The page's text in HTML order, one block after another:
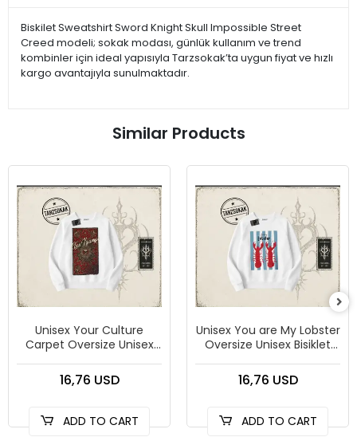
Biskilet Sweatshirt Sword Knight Skull Impossible Street
Creed modeli; sokak modası, günlük kullanım ve trend
kombinler için ideal yapısıyla Tarzsokak’ta uygun fiyat ve hızlı
kargo avantajıyla sunulmaktadır.
Similar Products
Unisex Your Culture
Carpet Oversize Unisex
Beyaz
16,76 USD
ADD TO CART
Unisex You are My Lobster
Oversize Unisex Bisiklet
16,76 USD
ADD TO CART